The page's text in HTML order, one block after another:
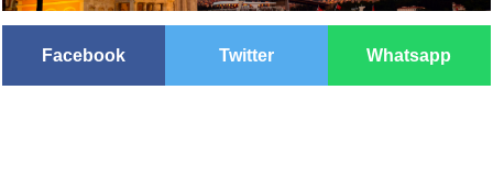
Facebook Twitter Whatsapp